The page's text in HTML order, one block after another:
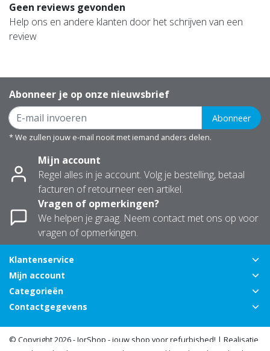
Geen reviews gevonden
Help ons en andere klanten door het schrijven van een
review
Abonneer je op onze nieuwsbrief
Abonneer
* We zullen jouw e-mail nooit met iemand anders delen.
Mijn account
Regel alles in je account. Volg je bestelling, betaal
facturen of retourneer een artikel.
Vragen of opmerkingen?
We helpen je graag. Neem contact met ons op voor
vragen of opmerkingen.
Klantenservice
Mijn account
Categorieën
Contactgegevens
© Copyright 2026 - JorShop - jouw shop voor refurbished! | Realisatie